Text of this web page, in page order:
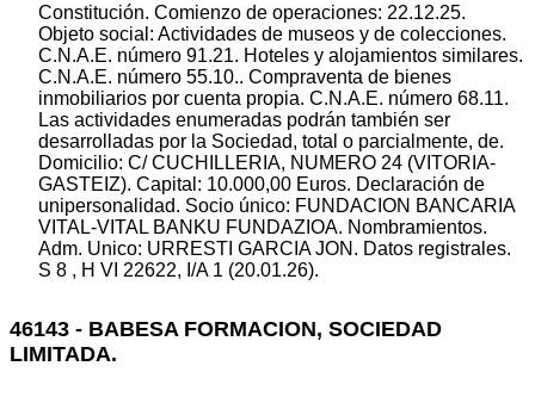
Constitución. Comienzo de operaciones: 22.12.25.
Objeto social: Actividades de museos y de colecciones.
C.N.A.E. número 91.21. Hoteles y alojamientos similares.
C.N.A.E. número 55.10.. Compraventa de bienes
inmobiliarios por cuenta propia. C.N.A.E. número 68.11.
Las actividades enumeradas podrán también ser
desarrolladas por la Sociedad, total o parcialmente, de.
Domicilio: C/ CUCHILLERIA, NUMERO 24 (VITORIA-
GASTEIZ). Capital: 10.000,00 Euros. Declaración de
unipersonalidad. Socio único: FUNDACION BANCARIA
VITAL-VITAL BANKU FUNDAZIOA. Nombramientos.
Adm. Unico: URRESTI GARCIA JON. Datos registrales.
S 8 , H VI 22622, I/A 1 (20.01.26).
46143 - BABESA FORMACION, SOCIEDAD
LIMITADA.